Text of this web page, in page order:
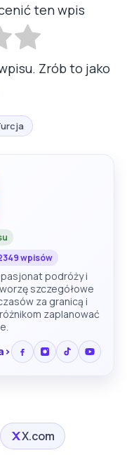
ten wpis
Zrób to jako
wpisów
podróży i
szczegółowe
za granicą i
zaplanować
X.com